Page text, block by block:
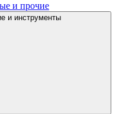
и прочие
и инструменты